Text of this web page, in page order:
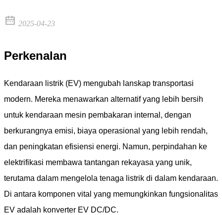
2025-04-23
Perkenalan
Kendaraan listrik (EV) mengubah lanskap transportasi
modern. Mereka menawarkan alternatif yang lebih bersih
untuk kendaraan mesin pembakaran internal, dengan
berkurangnya emisi, biaya operasional yang lebih rendah,
dan peningkatan efisiensi energi. Namun, perpindahan ke
elektrifikasi membawa tantangan rekayasa yang unik,
terutama dalam mengelola tenaga listrik di dalam kendaraan.
Di antara komponen vital yang memungkinkan fungsionalitas
EV adalah konverter EV DC/DC.